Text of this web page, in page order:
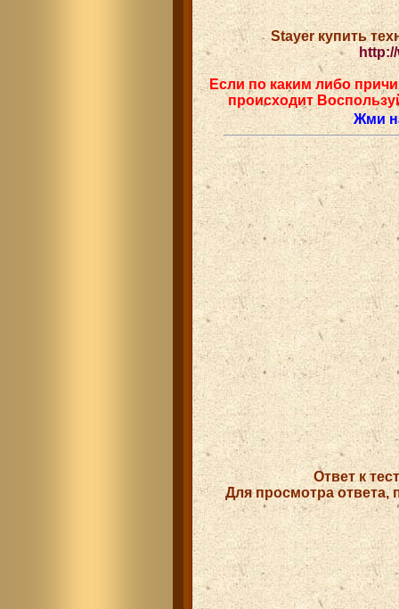
Stayer купить
Если по каким либо
происходит
Жми
Ответ к
Для просмотра ответа,